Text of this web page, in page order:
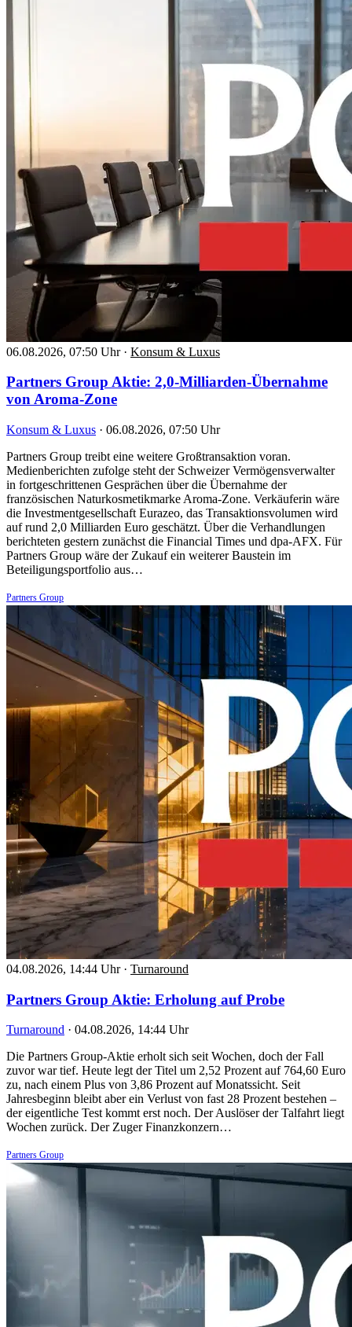
06.08.2026, 07:50 Uhr · Konsum & Luxus
Partners Group Aktie: 2,0-Milliarden-Übernahme
von Aroma-Zone
Konsum & Luxus · 06.08.2026, 07:50 Uhr
Partners Group treibt eine weitere Großtransaktion voran.
Medienberichten zufolge steht der Schweizer Vermögensverwalter
in fortgeschrittenen Gesprächen über die Übernahme der
französischen Naturkosmetikmarke Aroma-Zone. Verkäuferin wäre
die Investmentgesellschaft Eurazeo, das Transaktionsvolumen wird
auf rund 2,0 Milliarden Euro geschätzt. Über die Verhandlungen
berichteten gestern zunächst die Financial Times und dpa-AFX. Für
Partners Group wäre der Zukauf ein weiterer Baustein im
Beteiligungsportfolio aus…
Partners Group
04.08.2026, 14:44 Uhr · Turnaround
Partners Group Aktie: Erholung auf Probe
Turnaround · 04.08.2026, 14:44 Uhr
Die Partners Group-Aktie erholt sich seit Wochen, doch der Fall
zuvor war tief. Heute legt der Titel um 2,52 Prozent auf 764,60 Euro
zu, nach einem Plus von 3,86 Prozent auf Monatssicht. Seit
Jahresbeginn bleibt aber ein Verlust von fast 28 Prozent bestehen –
der eigentliche Test kommt erst noch. Der Auslöser der Talfahrt liegt
Wochen zurück. Der Zuger Finanzkonzern…
Partners Group